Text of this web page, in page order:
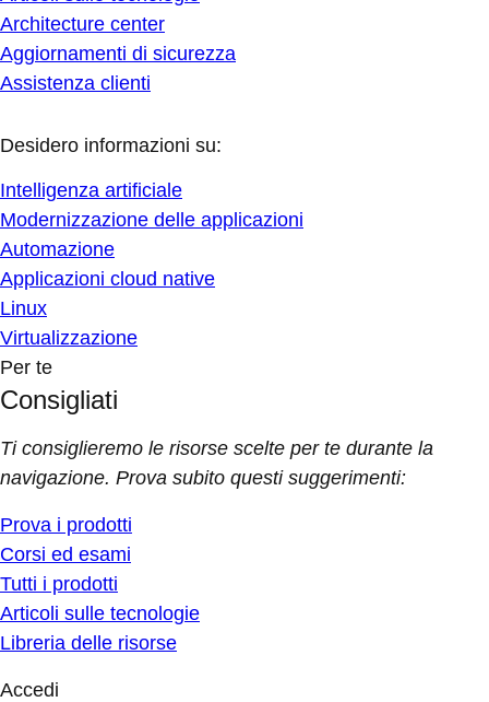
Architecture center
Aggiornamenti di sicurezza
Assistenza clienti
Desidero informazioni su:
Intelligenza artificiale
Modernizzazione delle applicazioni
Automazione
Applicazioni cloud native
Linux
Virtualizzazione
Per te
Consigliati
Ti consiglieremo le risorse scelte per te durante la
navigazione. Prova subito questi suggerimenti:
Prova i prodotti
Corsi ed esami
Tutti i prodotti
Articoli sulle tecnologie
Libreria delle risorse
Accedi